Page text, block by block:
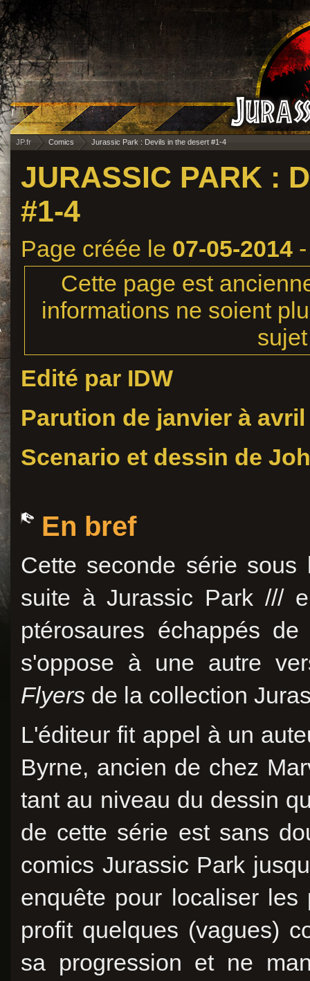
JP.fr Comics Jurassic Park : Devils in the desert #1-4
JURASSIC PARK :
#1-4
Page créée le 07-05-2014
Cette page est
informations ne soient
Edité par IDW
Parution de janvier à avril
Scenario et dessin de
En bref
Cette seconde série
suite à Jurassic Park ///
ptérosaures échappés
s'oppose à une autre
Flyers de la collection
L'éditeur fit appel à un
Byrne, ancien de chez
tant au niveau du dessin
de cette série est sans
comics Jurassic Park
enquête pour localiser
profit quelques (vagues)
sa progression et ne